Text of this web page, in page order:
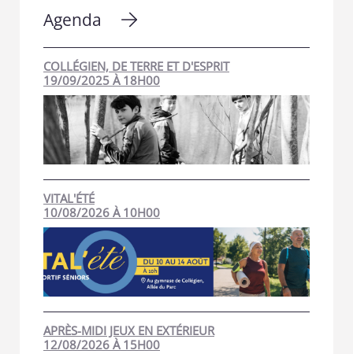
Agenda
COLLÉGIEN, DE TERRE ET D'ESPRIT
19/09/2025 À 18H00
VITAL'ÉTÉ
10/08/2026 À 10H00
APRÈS-MIDI JEUX EN EXTÉRIEUR
12/08/2026 À 15H00